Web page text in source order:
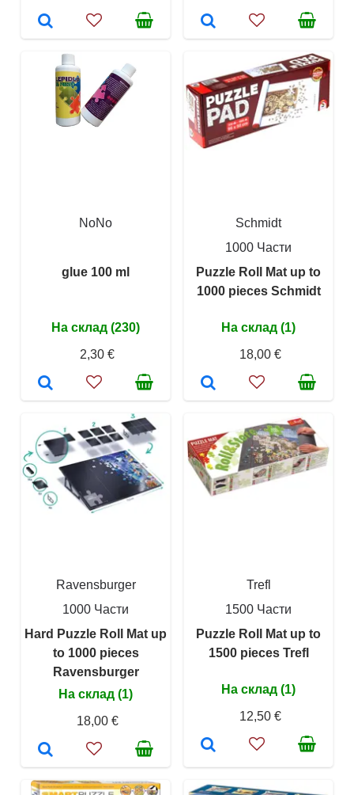
NoNo
glue 100 ml
На склад (230)
2,30 €
Schmidt
1000 Части
Puzzle Roll Mat up to
1000 pieces Schmidt
На склад (1)
18,00 €
Ravensburger
1000 Части
Hard Puzzle Roll Mat up
to 1000 pieces
Ravensburger
На склад (1)
18,00 €
Trefl
1500 Части
Puzzle Roll Mat up to
1500 pieces Trefl
На склад (1)
12,50 €